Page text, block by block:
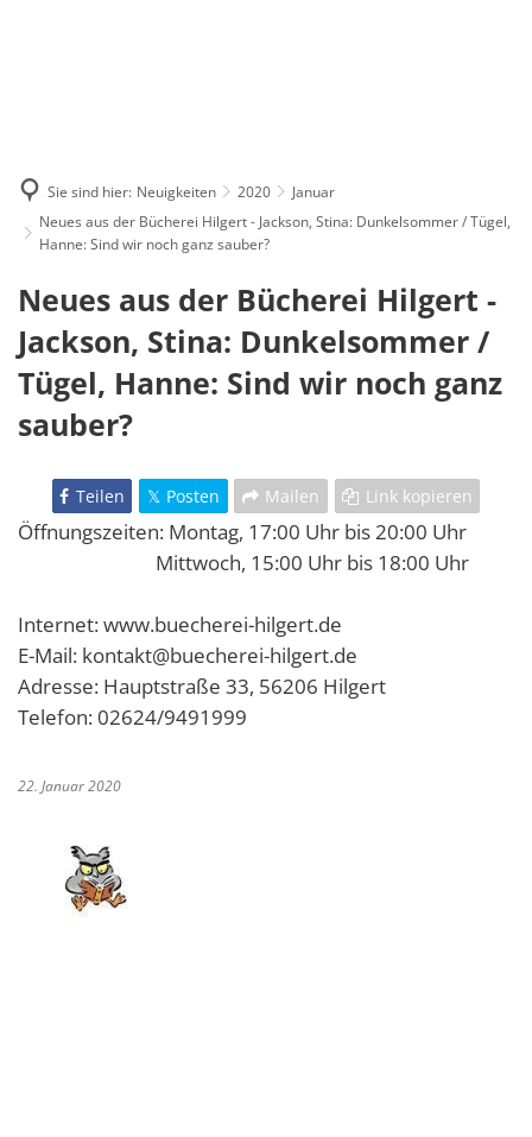
Sie sind hier: Neuigkeiten 2020
Januar
Neues aus der Bücherei Hilgert - Jackson, Stina: Dunkelsommer / Tügel,
Hanne: Sind wir noch ganz sauber?
Neues aus der Bücherei Hilgert -
Jackson, Stina: Dunkelsommer /
Tügel, Hanne: Sind wir noch ganz
sauber?
Teilen Posten Mailen Link kopieren
Öffnungszeiten: Montag, 17:00 Uhr bis 20:00 Uhr
Mittwoch, 15:00 Uhr bis 18:00 Uhr
Internet: www.buecherei-hilgert.de
E-Mail: kontakt@buecherei-hilgert.de
Adresse: Hauptstraße 33, 56206 Hilgert
Telefon: 02624/9491999
22. Januar 2020